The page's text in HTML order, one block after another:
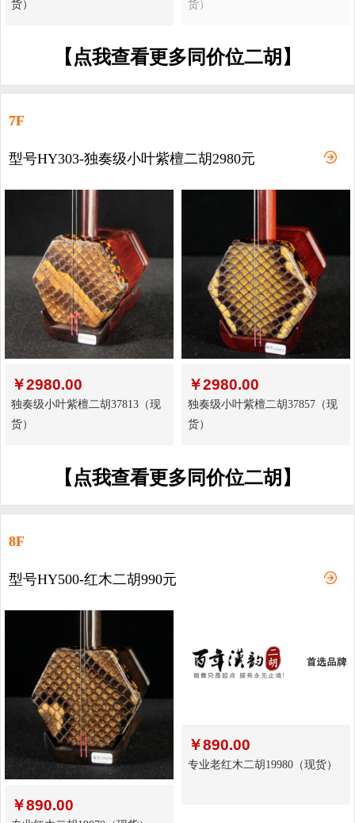
货） 货）
【点我查看更多同价位二胡】
7F
型号HY303-独奏级小叶紫檀二胡2980元
￥2980.00
独奏级小叶紫檀二胡37813（现
货）
￥2980.00
独奏级小叶紫檀二胡37857（现
货）
【点我查看更多同价位二胡】
8F
型号HY500-红木二胡990元
￥890.00
￥890.00
专业老红木二胡19980（现货）